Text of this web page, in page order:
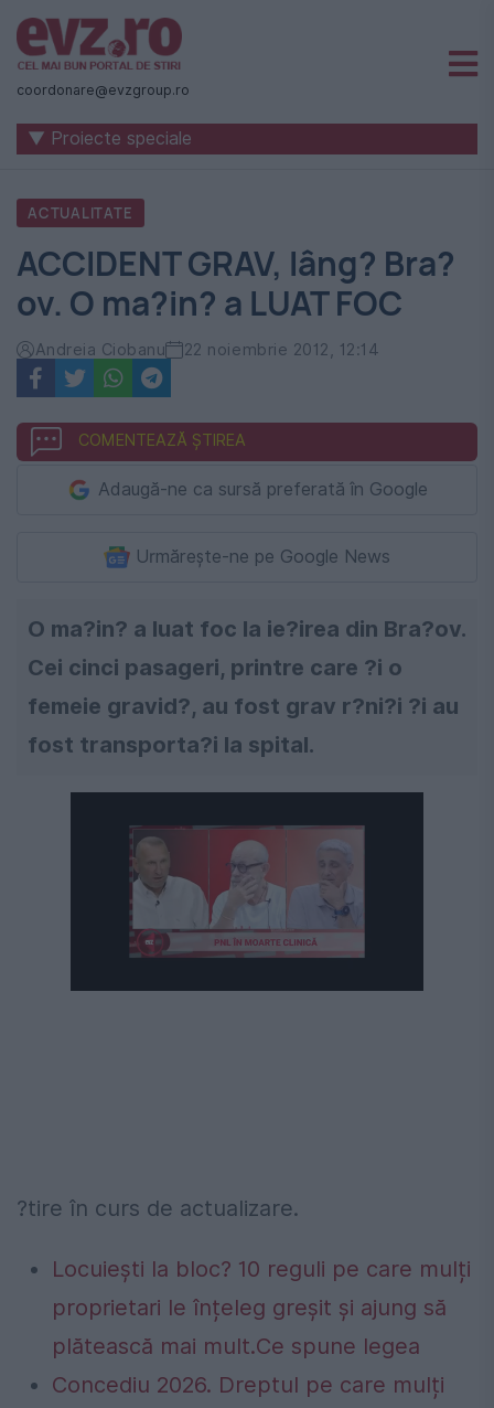
Știri
naționale
internaționale
România
-
Evenimentul
Zilei
coordonare@evzgroup.ro
▼ Proiecte speciale
ACTUALITATE
ACCIDENT GRAV, lâng? Bra?
ov. O ma?in? a LUAT FOC
Andreia Ciobanu 22 noiembrie 2012, 12:14
COMENTEAZĂ ȘTIREA
Adaugă-ne ca sursă preferată în Google
Urmărește-ne pe Google News
O ma?in? a luat foc la ie?irea din Bra?ov.
Cei cinci pasageri, printre care ?i o
femeie gravid?, au fost grav r?ni?i ?i au
fost transporta?i la spital.
?tire în curs de actualizare.
Locuiești la bloc? 10 reguli pe care mulți
proprietari le înțeleg greșit și ajung să
plătească mai mult.Ce spune legea
Concediu 2026. Dreptul pe care mulți